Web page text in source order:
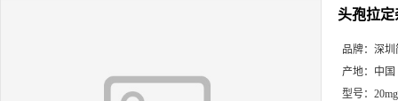
头孢拉定
品牌： 深圳
产地： 中国
型号： 20mg